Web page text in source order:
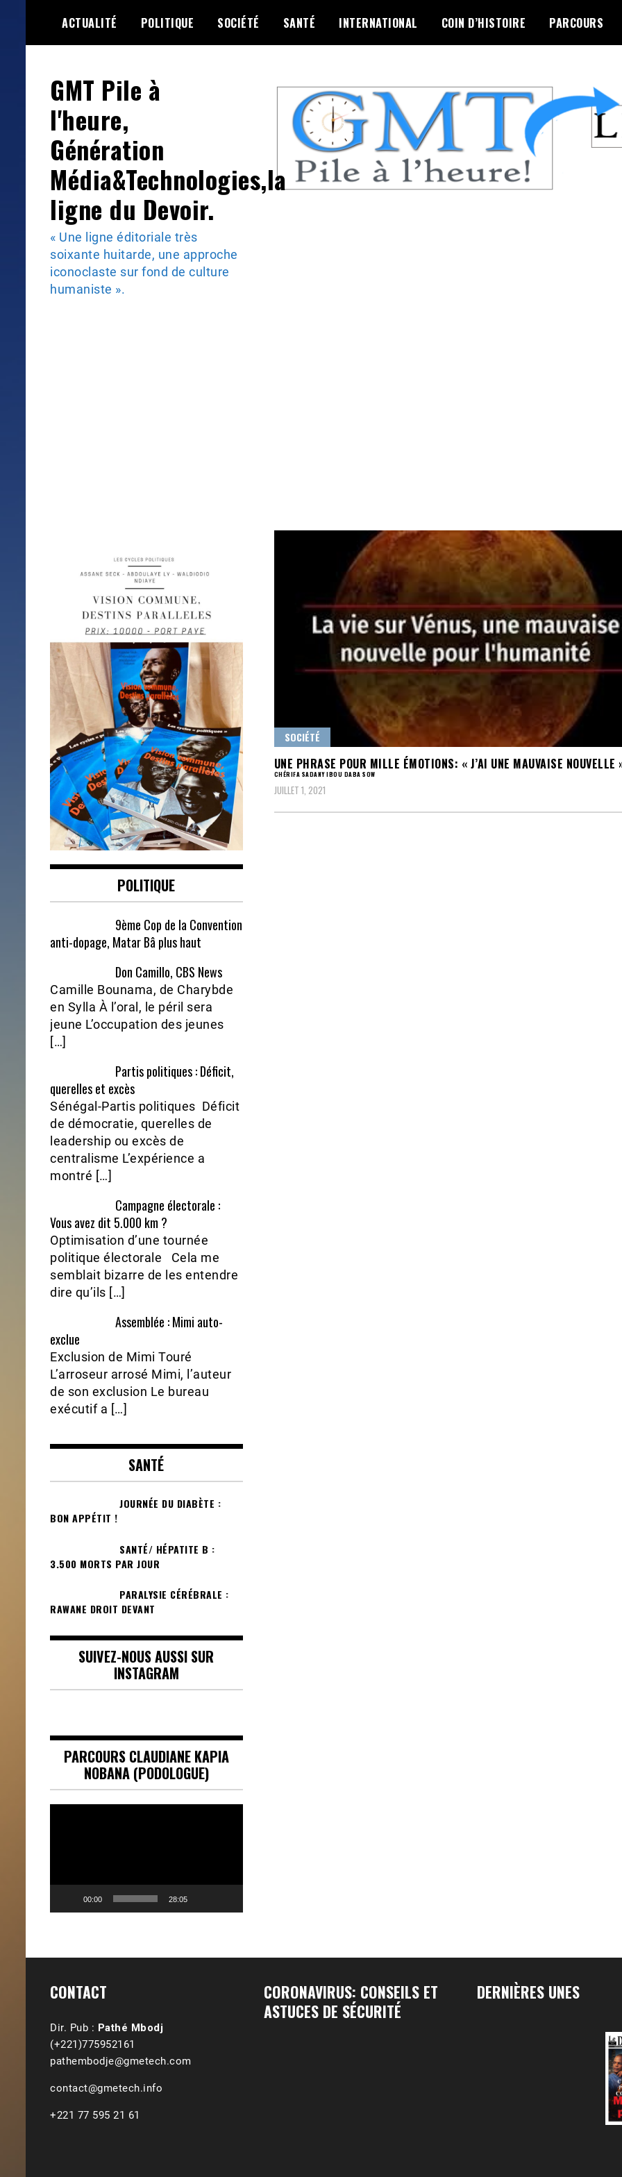
content
ACTUALITÉ POLITIQUE SOCIÉTÉ SANTÉ INTERNATIONAL COIN D’HISTOIRE PARCOURS
GMT Pile à
l'heure,
Génération
Média&Technologies,la
ligne du Devoir.
« Une ligne éditoriale très
soixante huitarde, une approche
iconoclaste sur fond de culture
humaniste ».
SOCIÉTÉ
UNE PHRASE POUR MILLE ÉMOTIONS: « J’AI UNE MAUVAISE NOUVELLE
CHÉRIFA SADANY IBOU DABA SOW
JUILLET 1, 2021
POLITIQUE
9ème Cop de la Convention
anti-dopage, Matar Bâ plus haut
Don Camillo, CBS News
Camille Bounama, de Charybde
en Sylla À l’oral, le péril sera
jeune L’occupation des jeunes
[…]
Partis politiques : Déficit,
querelles et excès
Sénégal-Partis politiques Déficit
de démocratie, querelles de
leadership ou excès de
centralisme L’expérience a
montré […]
Campagne électorale :
Vous avez dit 5.000 km ?
Optimisation d’une tournée
politique électorale Cela me
semblait bizarre de les entendre
dire qu’ils […]
Assemblée : Mimi auto-
exclue
Exclusion de Mimi Touré
L’arroseur arrosé Mimi, l’auteur
de son exclusion Le bureau
exécutif a […]
SANTÉ
JOURNÉE DU DIABÈTE :
BON APPÉTIT !
SANTÉ/ HÉPATITE B :
3.500 MORTS PAR JOUR
PARALYSIE CÉRÉBRALE :
RAWANE DROIT DEVANT
SUIVEZ-NOUS AUSSI SUR
INSTAGRAM
PARCOURS CLAUDIANE KAPIA
NOBANA (PODOLOGUE)
00:00 28:05
CONTACT
Dir. Pub : Pathé Mbodj
(+221)775952161
pathembodje@gmetech.com
contact@gmetech.info
+221 77 595 21 61
CORONAVIRUS: CONSEILS ET
ASTUCES DE SÉCURITÉ
DERNIÈRES UNES